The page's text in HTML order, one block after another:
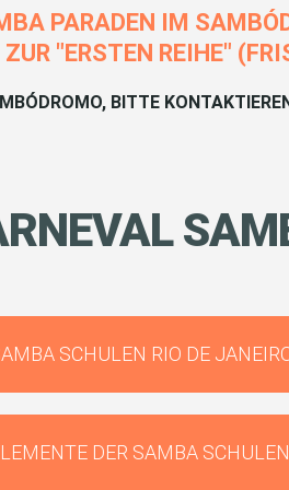
PARADEN IM
"ERSTEN REIHE"
BITTE
SCHULEN RIO DE
DER SAMBA SCHULEN